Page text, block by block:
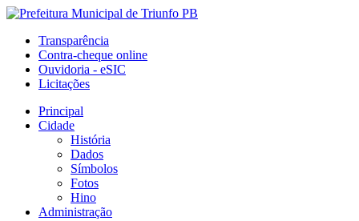
Transparência
Contra-cheque online
Ouvidoria - eSIC
Licitações
Principal
Cidade
História
Dados
Símbolos
Fotos
Hino
Administração